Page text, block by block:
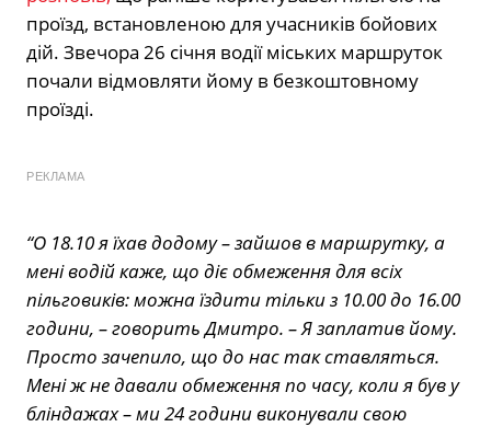
проїзд, встановленою для учасників бойових
дій. Звечора 26 січня водії міських маршруток
почали відмовляти йому в безкоштовному
проїзді.
РЕКЛАМА
“О 18.10 я їхав додому – зайшов в маршрутку, а
мені водій каже, що діє обмеження для всіх
пільговиків: можна їздити тільки з 10.00 до 16.00
години, – говорить Дмитро. – Я заплатив йому.
Просто зачепило, що до нас так ставляться.
Мені ж не давали обмеження по часу, коли я був у
бліндажах – ми 24 години виконували свою